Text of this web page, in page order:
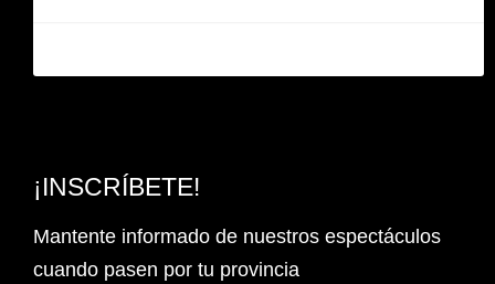
¡INSCRÍBETE!
Mantente informado de nuestros espectáculos
cuando pasen por tu provincia